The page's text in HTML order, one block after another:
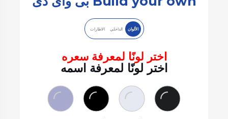
الألوان الداخلي الاطارات
اختر لونًا لمعرفة سعره
اختر لونًا لمعرفة اسمه